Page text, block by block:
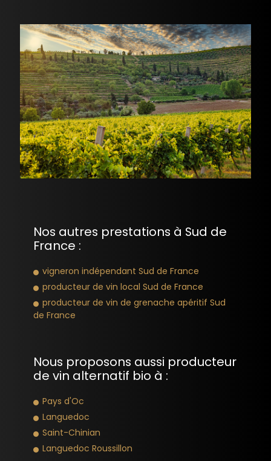
Nos autres prestations à Sud de
France :
vigneron indépendant Sud de France
producteur de vin local Sud de France
producteur de vin de grenache apéritif Sud
de France
Nous proposons aussi producteur
de vin alternatif bio à :
Pays d'Oc
Languedoc
Saint-Chinian
Languedoc Roussillon